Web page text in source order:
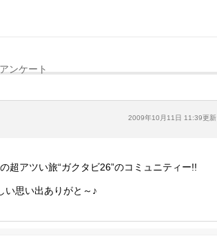
アンケート
2009年10月11日 11:39更新
超アツい旅“ガクタビ26”のコミュニティー!!
い思い出ありがと～♪